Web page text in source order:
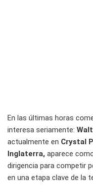
En las últimas horas
interesa seriamente:
actualmente en Crystal
Inglaterra, aparece
dirigencia para competir
en una etapa clave de la